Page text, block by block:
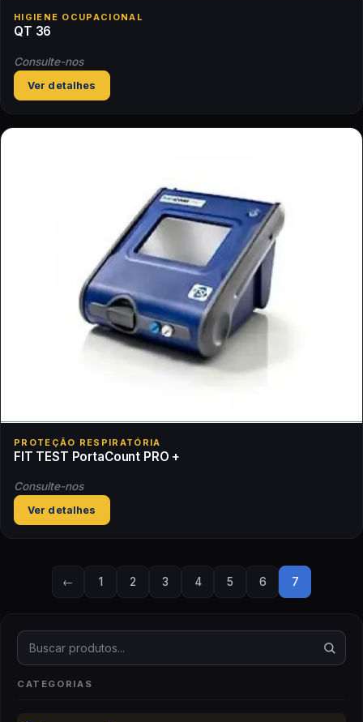
Buscar produtos
CATEGORIAS
HIGIENE OCUPACIONAL
QT 36
Consulte-nos
Ver detalhes
PROTEÇÃO RESPIRATÓRIA
FIT TEST PortaCount PRO +
Consulte-nos
Ver detalhes
← 1 2 3 4 5 6 7